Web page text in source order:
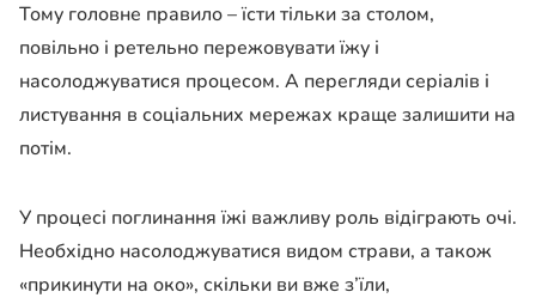
Тому головне правило – їсти тільки за столом,
повільно і ретельно пережовувати їжу і
насолоджуватися процесом. А перегляди серіалів і
листування в соціальних мережах краще залишити на
потім.
У процесі поглинання їжі важливу роль відіграють очі.
Необхідно насолоджуватися видом страви, а також
«прикинути на око», скільки ви вже з’їли,